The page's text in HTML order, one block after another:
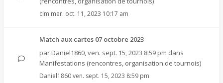
clm mer. oct. 11, 2023 10:17 am
Match aux cartes 07 octobre 2023
par Daniel1860,ven. sept. 15, 2023 8:59 pm dans
Manifestations (rencontres, organisation de tournois)
Daniel1860ven. sept. 15, 2023 8:59 pm